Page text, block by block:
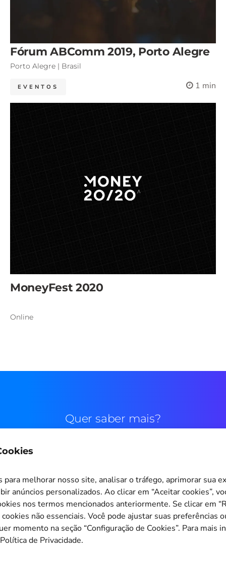
Fórum ABComm 2019, Porto Alegre
Porto Alegre | Brasil
EVENTOS 1 min
MoneyFest 2020
Online
para melhorar nosso site, analisar o tráfego, aprimorar sua
anúncios personalizados. Ao clicar em “Aceitar cookies”,
nos termos mencionados anteriormente. Se clicar em
não essenciais. Você pode ajustar suas preferências
momento na seção “Configuração de Cookies”. Para mais
de Privacidade.
Quer saber mais?
Configuração de Cookies